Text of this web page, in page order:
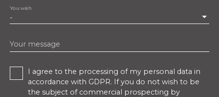
-
You wish
Your message
I agree to the processing of my personal data in
accordance with GDPR. If you do not wish to be
the subject of commercial prospecting by